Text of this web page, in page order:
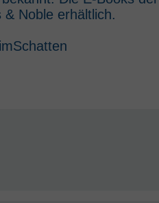
Noble erhältlich.